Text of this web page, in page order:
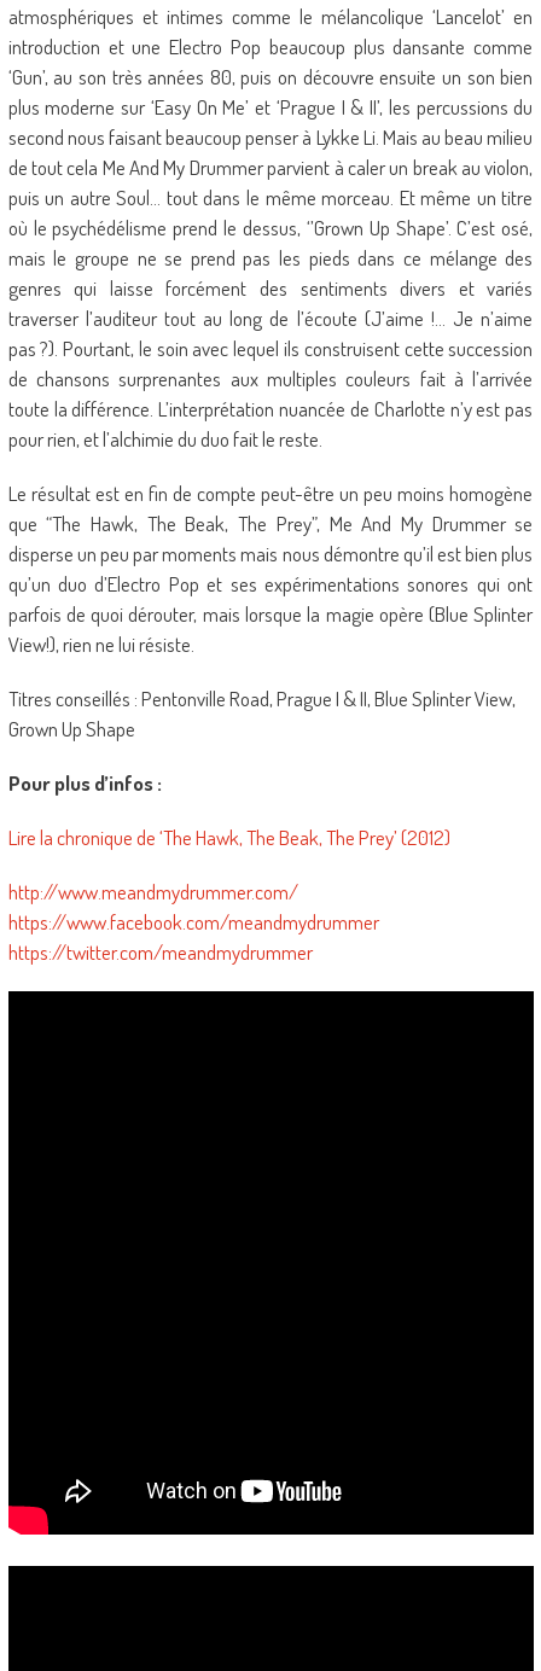
atmosphériques et intimes comme le mélancolique ‘Lancelot’ en
introduction et une Electro Pop beaucoup plus dansante comme
‘Gun’, au son très années 80, puis on découvre ensuite un son bien
plus moderne sur ‘Easy On Me’ et ‘Prague I & II’, les percussions du
second nous faisant beaucoup penser à Lykke Li. Mais au beau milieu
de tout cela Me And My Drummer parvient à caler un break au violon,
puis un autre Soul… tout dans le même morceau. Et même un titre
où le psychédélisme prend le dessus, ‘’Grown Up Shape’. C’est osé,
mais le groupe ne se prend pas les pieds dans ce mélange des
genres qui laisse forcément des sentiments divers et variés
traverser l’auditeur tout au long de l’écoute (J’aime !… Je n’aime
pas ?). Pourtant, le soin avec lequel ils construisent cette succession
de chansons surprenantes aux multiples couleurs fait à l’arrivée
toute la différence. L’interprétation nuancée de Charlotte n’y est pas
pour rien, et l’alchimie du duo fait le reste.
Le résultat est en fin de compte peut-être un peu moins homogène
que “The Hawk, The Beak, The Prey”, Me And My Drummer se
disperse un peu par moments mais nous démontre qu’il est bien plus
qu’un duo d’Electro Pop et ses expérimentations sonores qui ont
parfois de quoi dérouter, mais lorsque la magie opère (Blue Splinter
View!), rien ne lui résiste.
Titres conseillés : Pentonville Road, Prague I & II, Blue Splinter View,
Grown Up Shape
Pour plus d’infos :
Lire la chronique de ‘The Hawk, The Beak, The Prey’ (2012)
http://www.meandmydrummer.com/
https://www.facebook.com/meandmydrummer
https://twitter.com/meandmydrummer